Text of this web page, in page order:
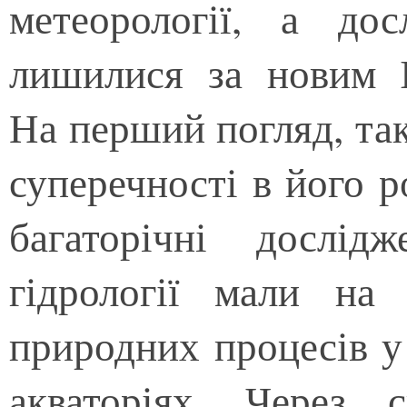
метеорології, а
лишилися за новим
На перший погляд,
суперечності в його
багаторічні
гідрології мали
природних процесів